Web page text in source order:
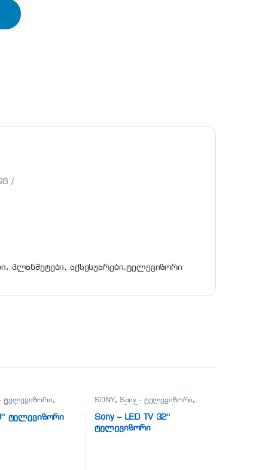
/
პლანშეტები, აქსესუარები,ტელევიზორი
ტელევიზორი,
პლანშეტები,
ტელევიზორი
SONY, Sony - ტელევიზორი,
ტელეფონები, პლანშეტები,
აქსესუარები,ტელევიზორი
Sony – LED TV 32″
ტელევიზორი